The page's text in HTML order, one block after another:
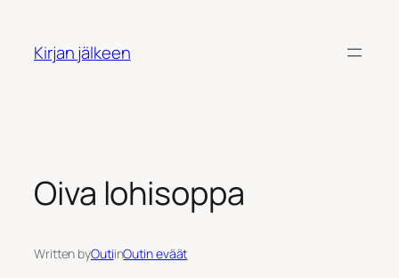
Kirjan jälkeen
Oiva lohisoppa
Written byOutiinOutin eväät